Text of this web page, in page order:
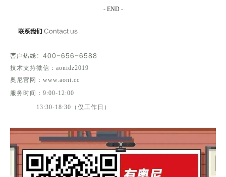
- END -
联系我们 Contact us
客户热线 ：400-656-6588
技术支持微信：aonidz2019
奥尼官网：www.aoni.cc
服务时间：9:00-12:00
13:30-18:30（仅工作日）